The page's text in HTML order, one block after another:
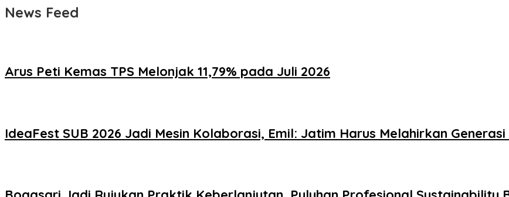
News Feed
Arus Peti Kemas TPS Melonjak 11,79% pada Juli 2026
IdeaFest SUB 2026 Jadi Mesin Kolaborasi, Emil: Jatim Harus Melahirkan